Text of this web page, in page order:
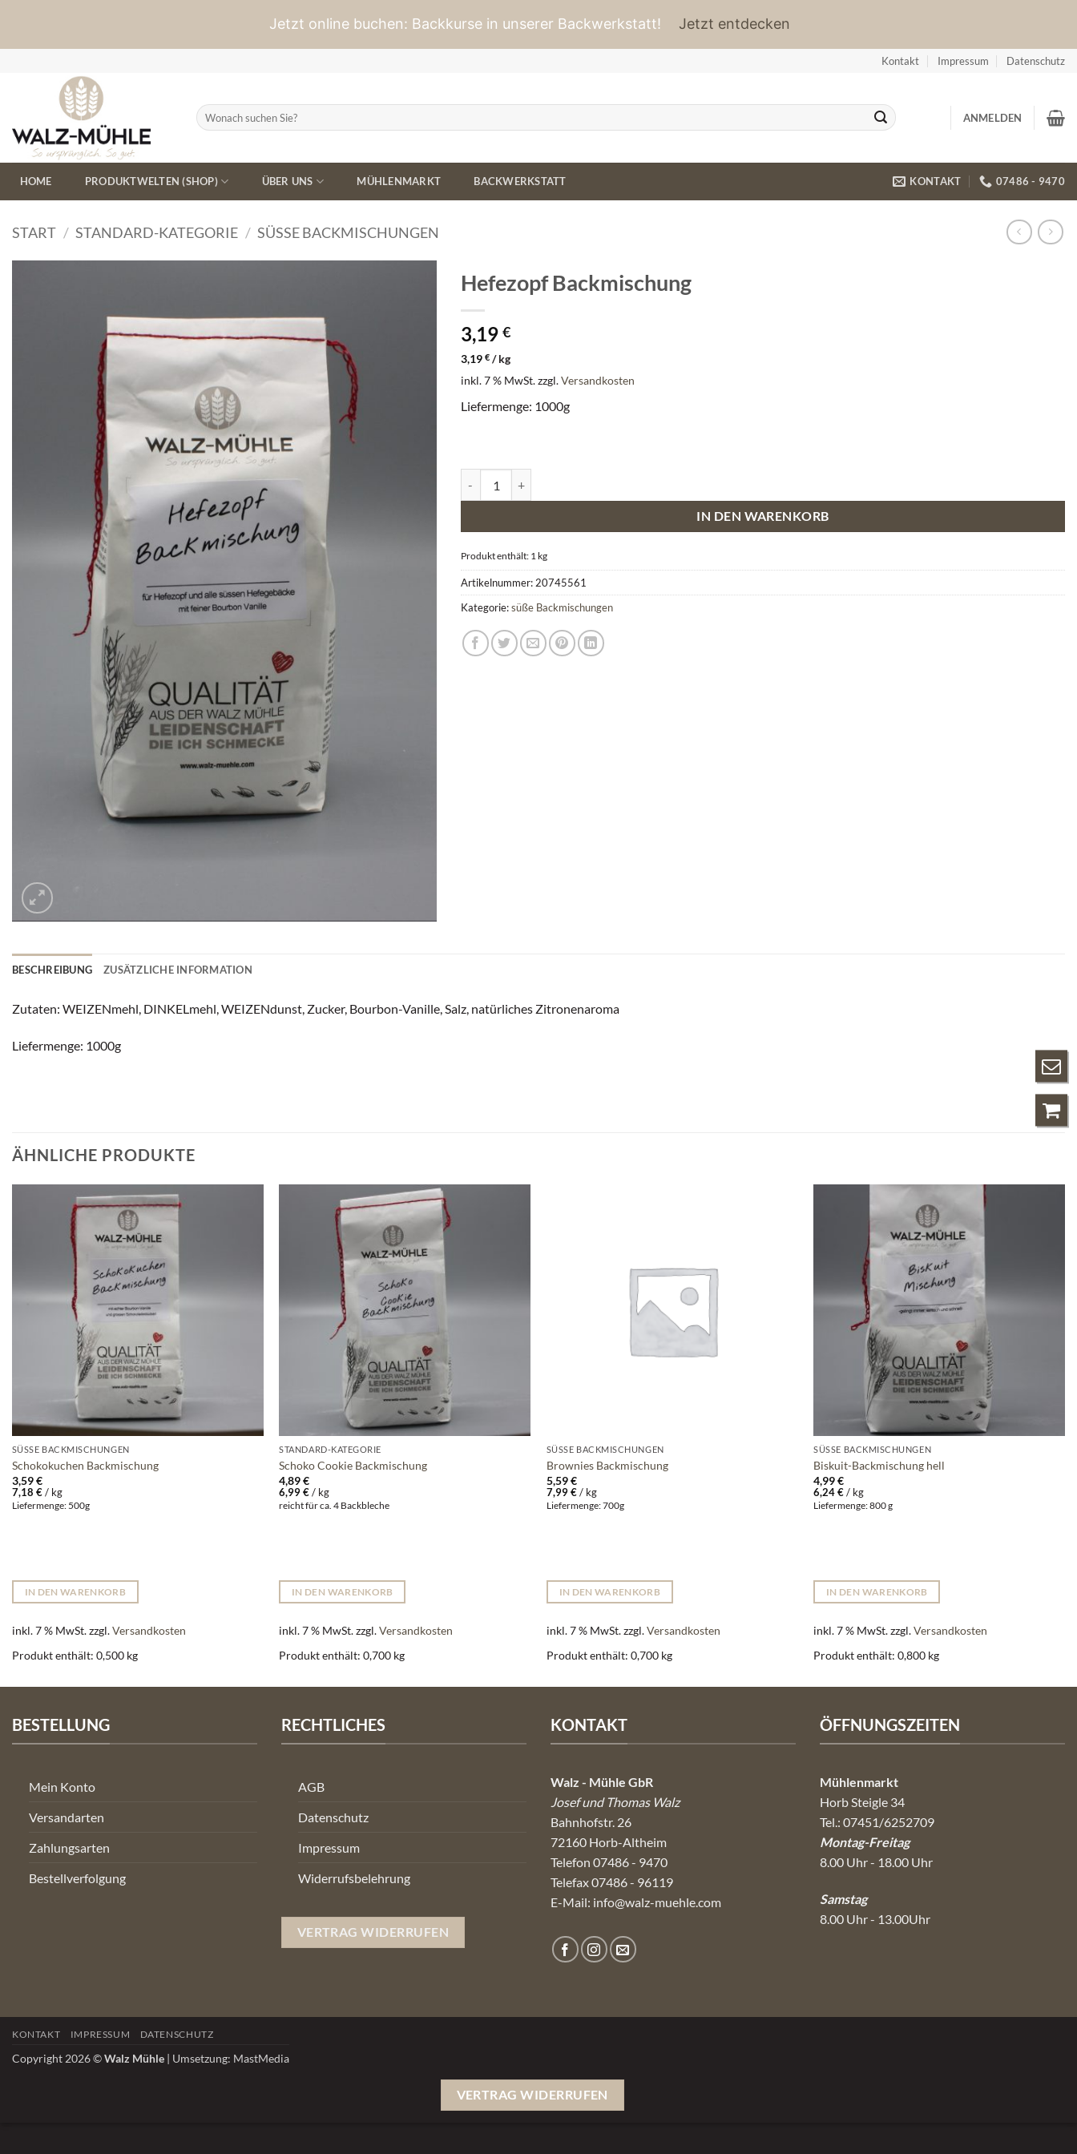
Jetzt online buchen: Backkurse in unserer Backwerkstatt! Jetzt entdecken
Kontakt Impressum Datenschutz
Suchen
nach:
ANMELDEN
HOME PRODUKTWELTEN (SHOP) ÜBER UNS MÜHLENMARKT BACKWERKSTATT KONTAKT 07486 - 9470
START / STANDARD-KATEGORIE / SÜSSE BACKMISCHUNGEN
Hefezopf Backmischung
3,19 €
3,19 € /kg
inkl. 7 % MwSt.zzgl.Versandkosten
Liefermenge: 1000g
IN DEN WARENKORB
Produkt enthält: 1 kg
Artikelnummer:20745561
Kategorie:süße Backmischungen
BESCHREIBUNG ZUSÄTZLICHE INFORMATION
Zutaten: WEIZENmehl, DINKELmehl, WEIZENdunst, Zucker, Bourbon-Vanille, Salz, natürliches Zitronenaroma
Liefermenge: 1000g
ÄHNLICHE PRODUKTE
SÜSSE BACKMISCHUNGEN
Schokokuchen Backmischung
3,59€
7,18 €/ kg
Liefermenge: 500g
IN DEN WARENKORB
inkl. 7 % MwSt.zzgl.Versandkosten
Produkt enthält: 0,500 kg
STANDARD-KATEGORIE
Schoko Cookie Backmischung
4,89€
6,99€/ kg
reicht für ca. 4 Backbleche
IN DEN WARENKORB
inkl. 7 % MwSt.zzgl.Versandkosten
Produkt enthält: 0,700 kg
SÜSSE BACKMISCHUNGEN
Brownies Backmischung
5,59€
7,99€/ kg
Liefermenge: 700g
IN DEN WARENKORB
inkl. 7 % MwSt.zzgl.Versandkosten
Produkt enthält: 0,700 kg
SÜSSE BACKMISCHUNGEN
Biskuit-Backmischung hell
4,99€
6,24€/ kg
Liefermenge: 800 g
IN DEN WARENKORB
inkl. 7 % MwSt.zzgl.Versandkosten
Produkt enthält: 0,800 kg
BESTELLUNG
Mein Konto
Versandarten
Zahlungsarten
Bestellverfolgung
RECHTLICHES
AGB
Datenschutz
Impressum
Widerrufsbelehrung
VERTRAG WIDERRUFEN
KONTAKT
Walz - Mühle GbR
Josef und Thomas Walz
Bahnhofstr. 26
72160 Horb-Altheim
Telefon 07486 - 9470
Telefax 07486 - 96119
E-Mail: info@walz-muehle.com
ÖFFNUNGSZEITEN
Mühlenmarkt
Horb Steigle 34
Tel.: 07451/6252709
Montag-Freitag
8.00 Uhr - 18.00 Uhr
Samstag
8.00 Uhr - 13.00Uhr
KONTAKT IMPRESSUM DATENSCHUTZ
Copyright 2026 ©Walz Mühle | Umsetzung: MastMedia
VERTRAG WIDERRUFEN